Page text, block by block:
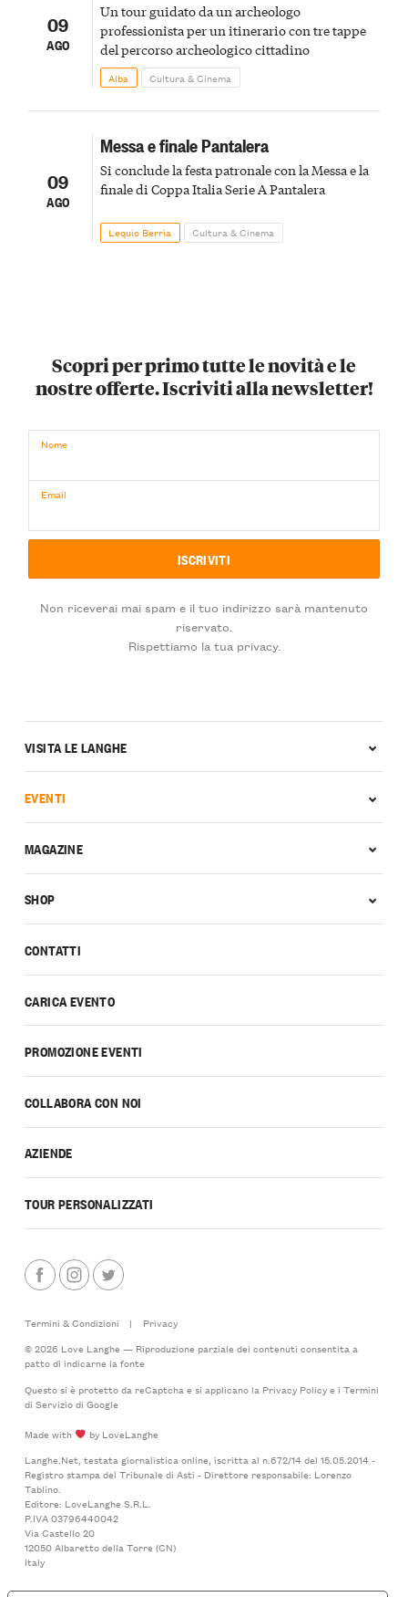
09
AGO
Un tour guidato da un archeologo
professionista per un itinerario con tre tappe
del percorso archeologico cittadino
Alba Cultura & Cinema
09
AGO
Messa e finale Pantalera
Si conclude la festa patronale con la Messa e la
finale di Coppa Italia Serie A Pantalera
Lequio Berria Cultura & Cinema
Scopri per primo tutte le novità e le
nostre offerte. Iscriviti alla newsletter!
Nome
Email
Non riceverai mai spam e il tuo indirizzo sarà mantenuto
riservato.
Rispettiamo la tua privacy.
CONTATTI
CARICA EVENTO
PROMOZIONE EVENTI
COLLABORA CON NOI
AZIENDE
TOUR PERSONALIZZATI
VISITA LE LANGHE
EVENTI
MAGAZINE
SHOP
Termini & Condizioni |
Privacy
© 2026 Love Langhe — Riproduzione parziale dei contenuti consentita a
patto di indicarne la fonte
Questo si è protetto da reCaptcha e si applicano la Privacy Policye i Termini
di Serviziodi Google
Made with
by LoveLanghe
Langhe.Net, testata giornalistica online, iscritta al n.672/14 del 15.05.2014 -
Registro stampa del Tribunale di Asti - Direttore responsabile: Lorenzo
Tablino.
Editore: LoveLanghe S.R.L.
P.IVA 03796440042
Via Castello 20
12050 Albaretto della Torre (CN)
Italy